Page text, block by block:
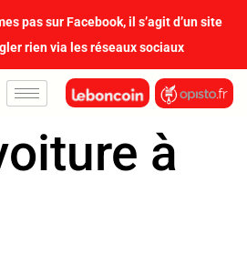
pas sur Facebook, il s’agit d’un site
rien via les réseaux sociaux
à